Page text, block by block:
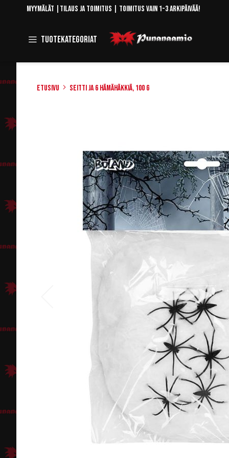
Skip
Myymälät Tilaus ja toimitus | Toimitus vain 1-3 arkipäivää!
Tuotekategoriat Toggle
Navigation
Etusivu Seitti ja 6 hämähäkkiä, 100 g